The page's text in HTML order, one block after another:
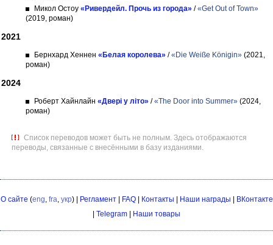
Микол Остоу «Ривердейл. Прочь из города» /«Get Out of Town»
(2019, роман)
2021
Бернхард Хеннен «Белая королева» /«Die Weiße Königin» (2021,
роман)
2024
Роберт Хайнлайн «Двері у літо» /«The Door into Summer» (2024,
роман)
Список переводов может быть не полным. Здесь отображаются
переводы, связанные с внесёнными в базу изданиями.
О сайте (eng, fra, укр) | Регламент| FAQ| Контакты Наши награды
ВКонтакте
Telegram Наши товары